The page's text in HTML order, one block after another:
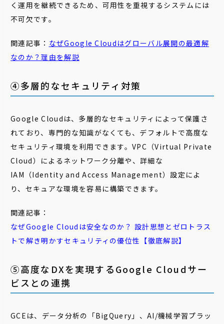
く運用を継続できるため、可用性を重視するシステムには
不可欠です。
関連記事： なぜGoogle Cloudはグローバル展開の最適解
なのか？理由を解説
④多層的なセキュリティ対策
Google Cloudは、多層的なセキュリティによって保護さ
れており、専門的な知識がなくても、デフォルトで高度な
セキュリティ環境を利用できます。VPC（Virtual Private
Cloud）によるネットワーク分離や、詳細な
IAM（Identity and Access Management）設定によ
り、セキュアな環境を容易に構築できます。
関連記事：
なぜGoogle Cloud は安全なのか？ 設計思想とゼロトラス
トで解き明かすセキュリティ の優位性【徹底解説】
⑤高度なDXを実現するGoogle Cloudサー
ビスとの連携
GCEは、データ分析の「BigQuery」、AI/機械学習プラッ